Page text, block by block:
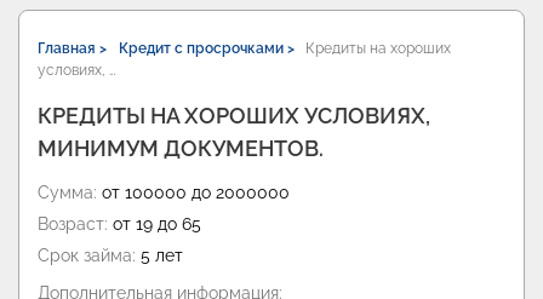
Главная > Кредит с просрочками >
Кредиты на хороших
условиях, …
КРЕДИТЫ НА ХОРОШИХ УСЛОВИЯХ,
МИНИМУМ ДОКУМЕНТОВ.
Сумма: от 100000 до 2000000
Возраст: от 19 до 65
Срок займа: 5 лет
Дополнительная информация: